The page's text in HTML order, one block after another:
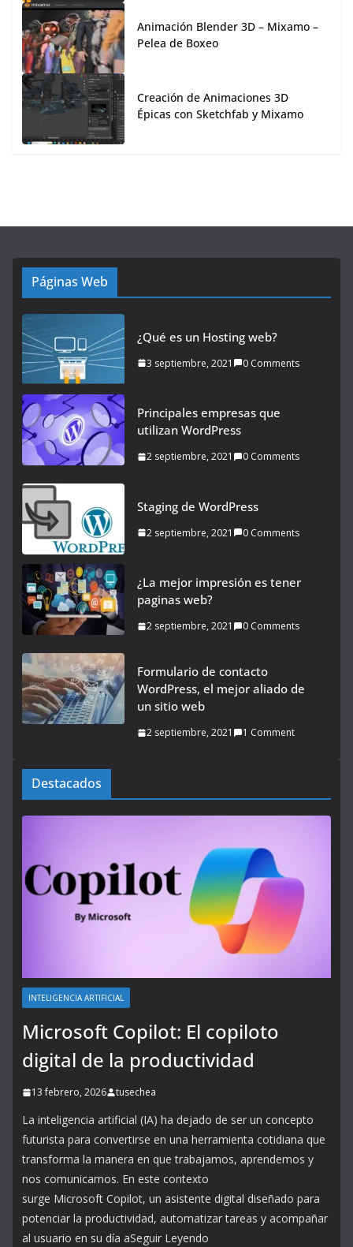
Animación Blender 3D – Mixamo –
Pelea de Boxeo
Creación de Animaciones 3D
Épicas con Sketchfab y Mixamo
Páginas Web
¿Qué es un Hosting web?
3 septiembre, 2021 0 Comments
Principales empresas que
utilizan WordPress
2 septiembre, 2021 0 Comments
Staging de WordPress
2 septiembre, 2021 0 Comments
¿La mejor impresión es tener
paginas web?
2 septiembre, 2021 0 Comments
Formulario de contacto
WordPress, el mejor aliado de
un sitio web
2 septiembre, 2021 1 Comment
Destacados
INTELIGENCIA ARTIFICIAL
Microsoft Copilot: El copiloto
digital de la productividad
13 febrero, 2026 tusechea
La inteligencia artificial (IA) ha dejado de ser un concepto
futurista para convertirse en una herramienta cotidiana que
transforma la manera en que trabajamos, aprendemos y
nos comunicamos. En este contexto
surge Microsoft Copilot, un asistente digital diseñado para
potenciar la productividad, automatizar tareas y acompañar
al usuario en su día aSeguir Leyendo